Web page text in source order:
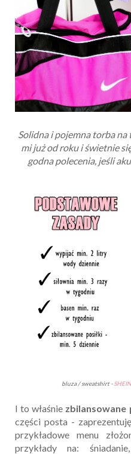
Solidna i pojemna torba na
mi już od roku i świetnie
godna polecenia, jeśli
bluza / sweatshirt -
I to właśnie zbilansowane
części posta -
przykładowe menu
przykłady na: